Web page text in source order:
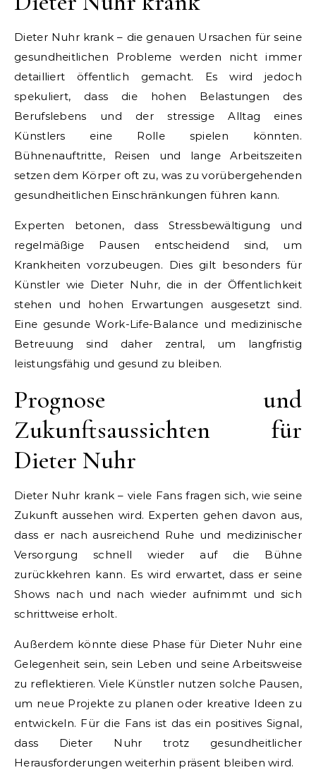
Dieter Nuhr krank – die genauen Ursachen für seine
gesundheitlichen Probleme werden nicht immer
detailliert öffentlich gemacht. Es wird jedoch
spekuliert, dass die hohen Belastungen des
Berufslebens und der stressige Alltag eines
Künstlers eine Rolle spielen könnten.
Bühnenauftritte, Reisen und lange Arbeitszeiten
setzen dem Körper oft zu, was zu vorübergehenden
gesundheitlichen Einschränkungen führen kann.
Experten betonen, dass Stressbewältigung und
regelmäßige Pausen entscheidend sind, um
Krankheiten vorzubeugen. Dies gilt besonders für
Künstler wie Dieter Nuhr, die in der Öffentlichkeit
stehen und hohen Erwartungen ausgesetzt sind.
Eine gesunde Work-Life-Balance und medizinische
Betreuung sind daher zentral, um langfristig
leistungsfähig und gesund zu bleiben.
Prognose und
Zukunftsaussichten für
Dieter Nuhr
Dieter Nuhr krank – viele Fans fragen sich, wie seine
Zukunft aussehen wird. Experten gehen davon aus,
dass er nach ausreichend Ruhe und medizinischer
Versorgung schnell wieder auf die Bühne
zurückkehren kann. Es wird erwartet, dass er seine
Shows nach und nach wieder aufnimmt und sich
schrittweise erholt.
Außerdem könnte diese Phase für Dieter Nuhr eine
Gelegenheit sein, sein Leben und seine Arbeitsweise
zu reflektieren. Viele Künstler nutzen solche Pausen,
um neue Projekte zu planen oder kreative Ideen zu
entwickeln. Für die Fans ist das ein positives Signal,
dass Dieter Nuhr trotz gesundheitlicher
Herausforderungen weiterhin präsent bleiben wird.